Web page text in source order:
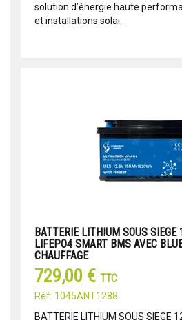
solution d’énergie haute
et installations solai...
BATTERIE LITHIUM SOUS
LIFEPO4 SMART BMS AVEC
CHAUFFAGE
729,00 € TTC
Réf: 1045ANT1288
BATTERIE LITHIUM SOUS SIEGE